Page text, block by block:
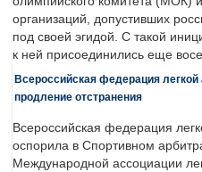
организаций, допустивших
под своей эгидой. С такой
к ней присоединились еще
Всероссийская федерация легкой
продление отстранения
Всероссийская федерация
оспорила в Спортивном
Международной ассоциации